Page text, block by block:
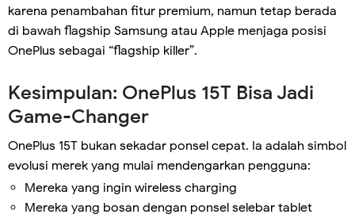
karena penambahan fitur premium, namun tetap berada
di bawah flagship Samsung atau Apple menjaga posisi
OnePlus sebagai “flagship killer”.
Kesimpulan: OnePlus 15T Bisa Jadi
Game-Changer
OnePlus 15T bukan sekadar ponsel cepat. Ia adalah simbol
evolusi merek yang mulai mendengarkan pengguna:
Mereka yang ingin wireless charging
Mereka yang bosan dengan ponsel selebar tablet